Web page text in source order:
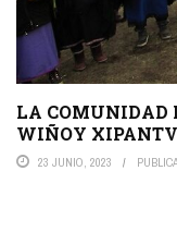
LA COMUNIDAD
WIÑOY
23 JUNIO, 2023